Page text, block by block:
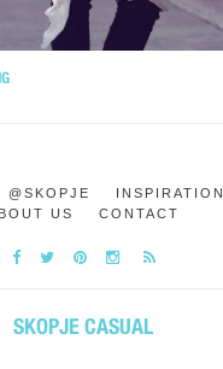
@SKOPJE INSPIRATION
US
CONTACT
SKOPJE CASUAL